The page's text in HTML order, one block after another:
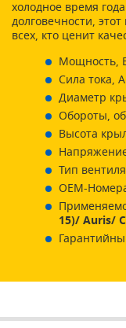
холодное время
долговечности,
всех, кто ценит
Мощность,
Сила тока,
Диаметр
Обороты,
Высота
Тип
ОЕМ-
15)/ Auris/